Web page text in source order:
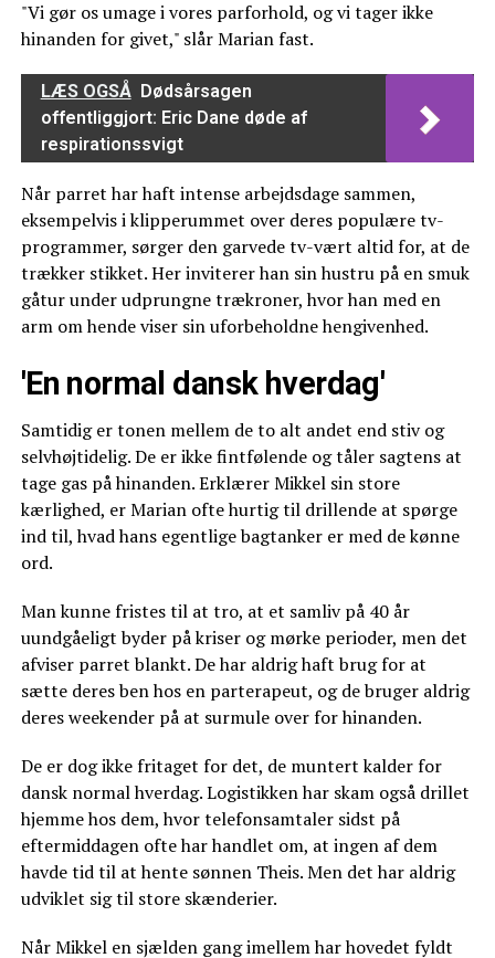
"Vi gør os umage i vores parforhold, og vi tager ikke
hinanden for givet," slår Marian fast.
LÆS OGSÅ Dødsårsagen
offentliggjort: Eric Dane døde af
respirationssvigt
Når parret har haft intense arbejdsdage sammen,
eksempelvis i klipperummet over deres populære tv-
programmer, sørger den garvede tv-vært altid for, at de
trækker stikket. Her inviterer han sin hustru på en smuk
gåtur under udprungne trækroner, hvor han med en
arm om hende viser sin uforbeholdne hengivenhed.
'En normal dansk hverdag'
Samtidig er tonen mellem de to alt andet end stiv og
selvhøjtidelig. De er ikke fintfølende og tåler sagtens at
tage gas på hinanden. Erklærer Mikkel sin store
kærlighed, er Marian ofte hurtig til drillende at spørge
ind til, hvad hans egentlige bagtanker er med de kønne
ord.
Man kunne fristes til at tro, at et samliv på 40 år
uundgåeligt byder på kriser og mørke perioder, men det
afviser parret blankt. De har aldrig haft brug for at
sætte deres ben hos en parterapeut, og de bruger aldrig
deres weekender på at surmule over for hinanden.
De er dog ikke fritaget for det, de muntert kalder for
dansk normal hverdag. Logistikken har skam også drillet
hjemme hos dem, hvor telefonsamtaler sidst på
eftermiddagen ofte har handlet om, at ingen af dem
havde tid til at hente sønnen Theis. Men det har aldrig
udviklet sig til store skænderier.
Når Mikkel en sjælden gang imellem har hovedet fyldt